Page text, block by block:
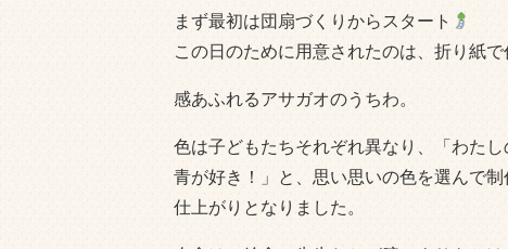
まず最初は団扇づくりからスタート
この日のために用意されたのは、折り紙
感あふれるアサガオのうちわ。
色は子どもたちそれぞれ異なり、「わた
青が好き！」と、思い思いの色を選んで
仕上がりとなりました。